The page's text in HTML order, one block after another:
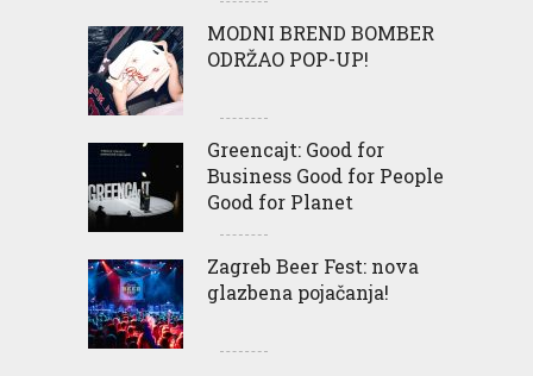
MODNI BREND BOMBER
ODRŽAO POP-UP!
Greencajt: Good for
Business Good for People
Good for Planet
Zagreb Beer Fest: nova
glazbena pojačanja!